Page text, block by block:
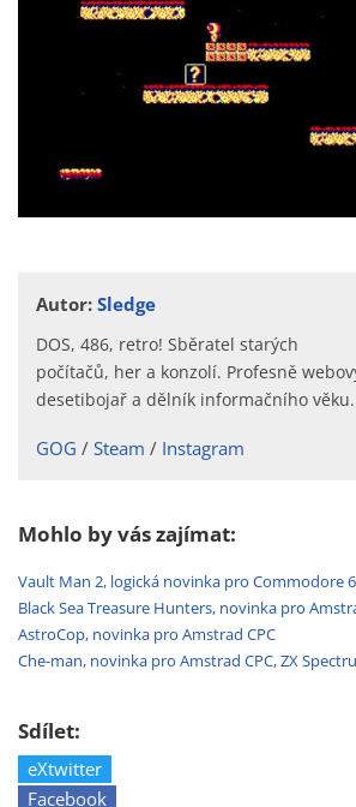
Autor:Sledge
DOS, 486, retro! Sběratel starých
počítačů, her a konzolí. Profesně
desetibojař a dělník informačního věku.
GOG Steam Instagram
Mohlo by vás zajímat:
Vault Man 2, logická novinka pro Commodore
Black Sea Treasure Hunters, novinka pro
AstroCop, novinka pro Amstrad CPC
Che-man, novinka pro Amstrad CPC, ZX
Sdílet:
eXtwitter
Facebook